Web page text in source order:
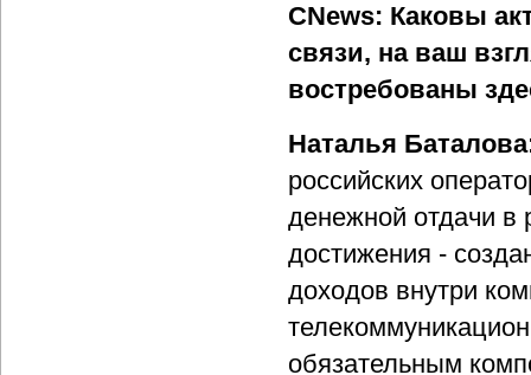
CNews: Каковы
связи, на ваш
востребованы
Наталья
российских
денежной отдачи в
достижения -
доходов внутри
обязательным